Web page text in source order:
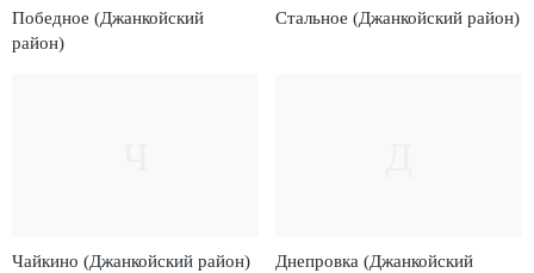
Победное (Джанкойский
район)
Стальное (Джанкойский район)
Чайкино (Джанкойский район)
Днепровка (Джанкойский